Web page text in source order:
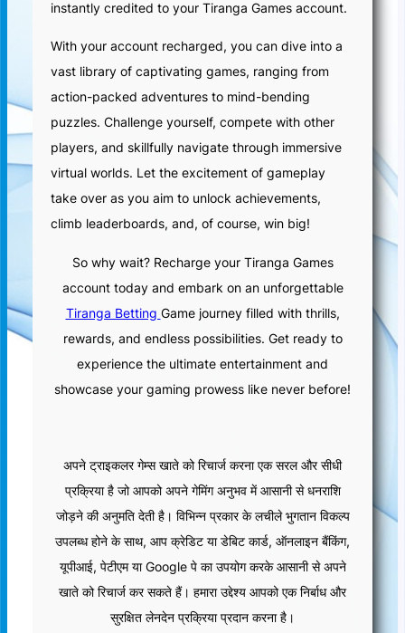
instantly credited to your Tiranga Games account.
With your account recharged, you can dive into a
vast library of captivating games, ranging from
action-packed adventures to mind-bending
puzzles. Challenge yourself, compete with other
players, and skillfully navigate through immersive
virtual worlds. Let the excitement of gameplay
take over as you aim to unlock achievements,
climb leaderboards, and, of course, win big!
So why wait? Recharge your Tiranga Games
account today and embark on an unforgettable
Tiranga Betting Game journey filled with thrills,
rewards, and endless possibilities. Get ready to
experience the ultimate entertainment and
showcase your gaming prowess like never before!
अपने ट्राइकलर गेम्स खाते को रिचार्ज करना एक सरल और सीधी
प्रक्रिया है जो आपको अपने गेमिंग अनुभव में आसानी से धनराशि
जोड़ने की अनुमति देती है। विभिन्न प्रकार के लचीले भुगतान विकल्प
उपलब्ध होने के साथ, आप क्रेडिट या डेबिट कार्ड, ऑनलाइन बैंकिंग,
यूपीआई, पेटीएम या Google पे का उपयोग करके आसानी से अपने
खाते को रिचार्ज कर सकते हैं। हमारा उद्देश्य आपको एक निर्बाध और
सुरक्षित लेनदेन प्रक्रिया प्रदान करना है।